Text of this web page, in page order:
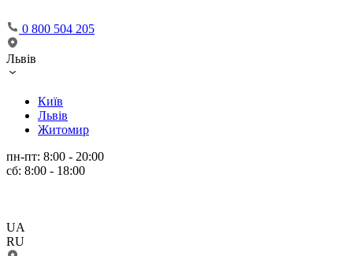
0 800 504 205
Львів
Київ
Львів
Житомир
пн-пт: 8:00 - 20:00
сб: 8:00 - 18:00
UA
RU